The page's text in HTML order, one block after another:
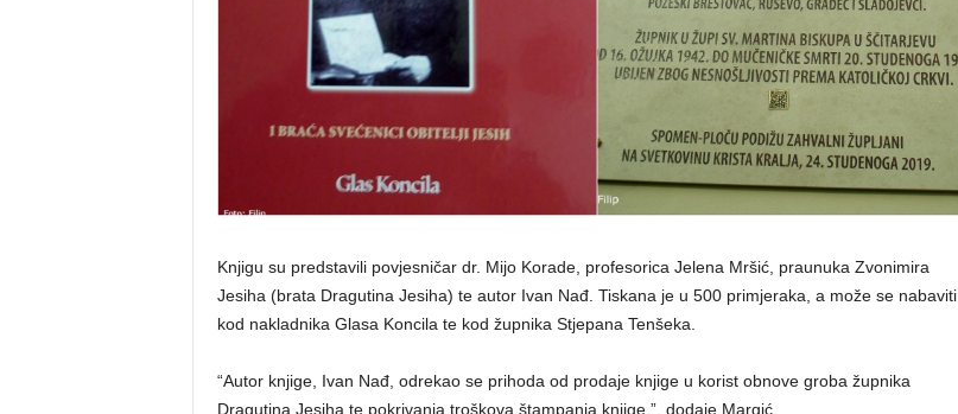
Knjigu su predstavili povjesničar dr. Mijo Korade, profesorica Jelena Mršić, praunuka Zvonimira
Jesiha (brata Dragutina Jesiha) te autor Ivan Nađ. Tiskana je u 500 primjeraka, a može se nabaviti
kod nakladnika Glasa Koncila te kod župnika Stjepana Tenšeka.
“Autor knjige, Ivan Nađ, odrekao se prihoda od prodaje knjige u korist obnove groba župnika
Dragutina Jesiha te pokrivanja troškova štampanja knjige.”, dodaje Margić.